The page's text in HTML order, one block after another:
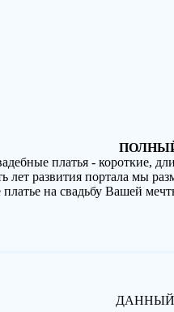
платья - короткие,
лет развития портала мы
платье на свадьбу Вашей
ДАННЫЙ